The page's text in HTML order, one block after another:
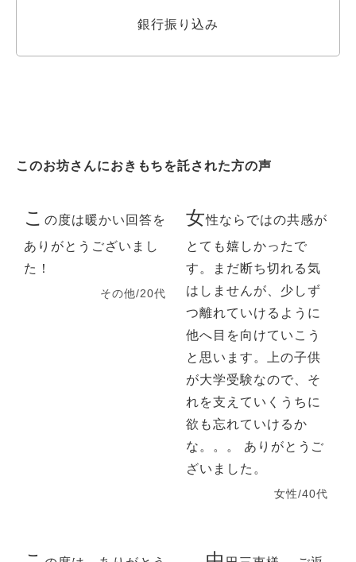
銀行振り込み
このお坊さんにおきもちを託された方の声
こ の度は暖かい回答を
ありがとうございまし
た！
その他/20代
女性ならではの共感が
とても嬉しかったで
す。まだ断ち切れる気
はしませんが、少しず
つ離れていけるように
他へ目を向けていこう
と思います。上の子供
が大学受験なので、そ
れを支えていくうちに
欲も忘れていけるか
な。。。 ありがとうご
ざいました。
女性/40代